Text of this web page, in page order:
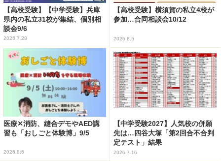
【高校受験】【中学受験】兵庫
県内の私立31校が集結、個別相
談会9/6
2026.7.28
【高校受験】横須賀の私立4校が
参加…合同相談会10/12
2026.8.5
医療✕消防、縫合デモやAED講
習も「おしごと体験博」9/5
2026.8.6
【中学受験2027】人気校の併願
先は…四谷大塚「第2回合不合判
定テスト」結果
2026.7.16